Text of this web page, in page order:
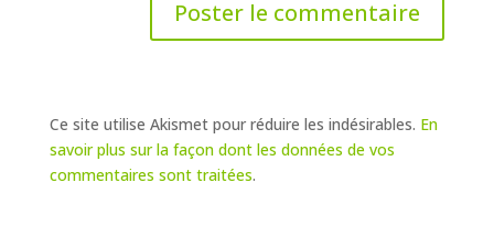
Ce site utilise Akismet pour réduire les indésirables. En
savoir plus sur la façon dont les données de vos
commentaires sont traitées.